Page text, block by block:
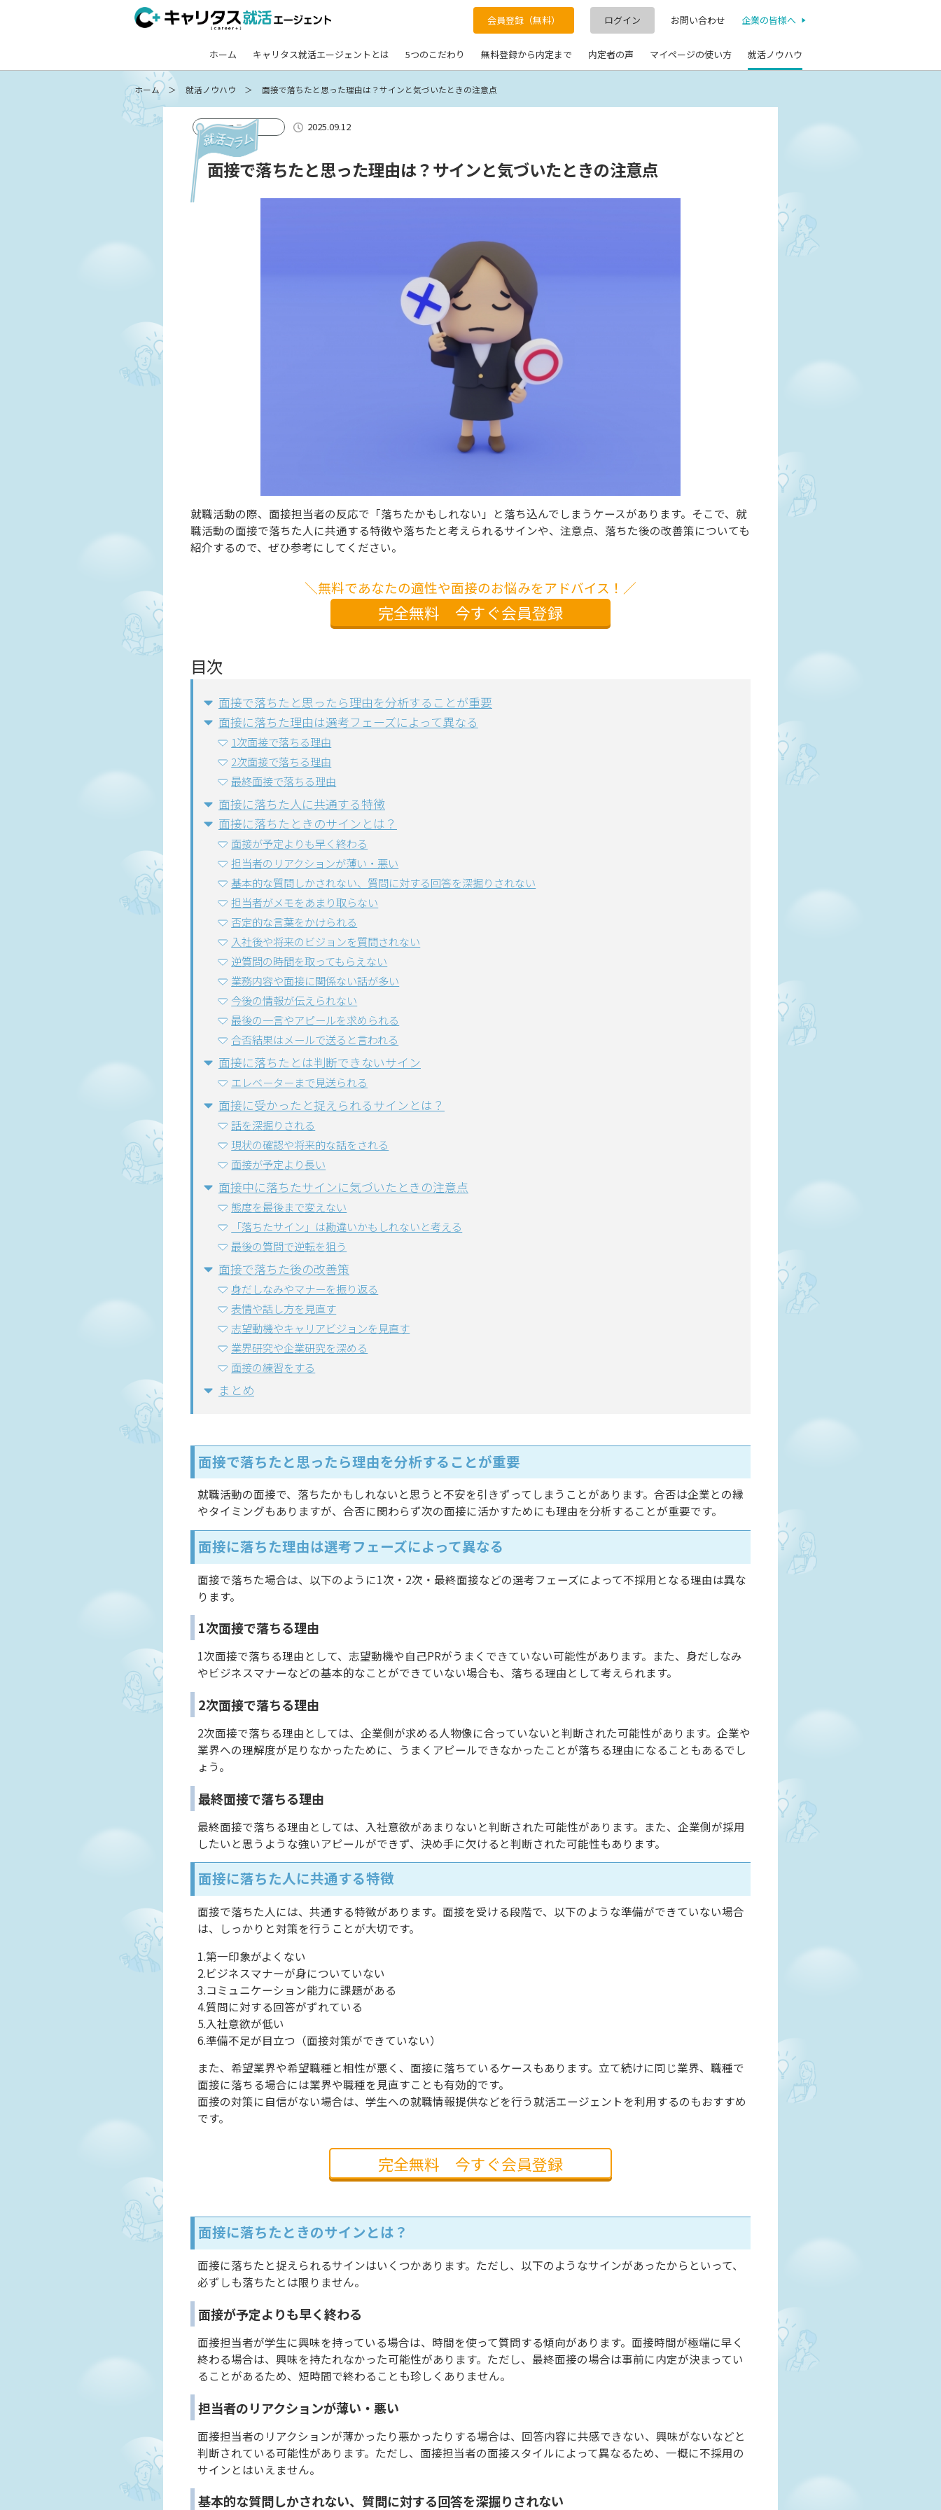
会員登録（無料） ログイン お問い合わせ 企業の皆様へ
ホーム キャリタス就活エージェントとは 5つのこだわり 無料登録から内定まで 内定者の声 マイページの使い方 就活ノウハウ
ホーム 就活ノウハウ 面接で落ちたと思った理由は？サインと気づいたときの注意点
コラム 2025.09.12
面接で落ちたと思った理由は？サインと気づいたときの注意点
就職活動の際、面接担当者の反応で「落ちたかもしれない」と落ち込んでしまうケースがあります。そこで、就
職活動の面接で落ちた人に共通する特徴や落ちたと考えられるサインや、注意点、落ちた後の改善策についても
紹介するので、ぜひ参考にしてください。
＼無料であなたの適性や面接のお悩みをアドバイス！／
完全無料 今すぐ会員登録
目次
面接で落ちたと思ったら理由を分析することが重要
面接に落ちた理由は選考フェーズによって異なる
1次面接で落ちる理由
2次面接で落ちる理由
最終面接で落ちる理由
面接に落ちた人に共通する特徴
面接に落ちたときのサインとは？
面接が予定よりも早く終わる
担当者のリアクションが薄い・悪い
基本的な質問しかされない、質問に対する回答を深掘りされない
担当者がメモをあまり取らない
否定的な言葉をかけられる
入社後や将来のビジョンを質問されない
逆質問の時間を取ってもらえない
業務内容や面接に関係ない話が多い
今後の情報が伝えられない
最後の一言やアピールを求められる
合否結果はメールで送ると言われる
面接に落ちたとは判断できないサイン
エレベーターまで見送られる
面接に受かったと捉えられるサインとは？
話を深掘りされる
現状の確認や将来的な話をされる
面接が予定より長い
面接中に落ちたサインに気づいたときの注意点
態度を最後まで変えない
「落ちたサイン」は勘違いかもしれないと考える
最後の質問で逆転を狙う
面接で落ちた後の改善策
身だしなみやマナーを振り返る
表情や話し方を見直す
志望動機やキャリアビジョンを見直す
業界研究や企業研究を深める
面接の練習をする
まとめ
面接で落ちたと思ったら理由を分析することが重要
就職活動の面接で、落ちたかもしれないと思うと不安を引きずってしまうことがあります。合否は企業との縁
やタイミングもありますが、合否に関わらず次の面接に活かすためにも理由を分析することが重要です。
面接に落ちた理由は選考フェーズによって異なる
面接で落ちた場合は、以下のように1次・2次・最終面接などの選考フェーズによって不採用となる理由は異な
ります。
1次面接で落ちる理由
1次面接で落ちる理由として、志望動機や自己PRがうまくできていない可能性があります。また、身だしなみ
やビジネスマナーなどの基本的なことができていない場合も、落ちる理由として考えられます。
2次面接で落ちる理由
2次面接で落ちる理由としては、企業側が求める人物像に合っていないと判断された可能性があります。企業や
業界への理解度が足りなかったために、うまくアピールできなかったことが落ちる理由になることもあるでし
ょう。
最終面接で落ちる理由
最終面接で落ちる理由としては、入社意欲があまりないと判断された可能性があります。また、企業側が採用
したいと思うような強いアピールができず、決め手に欠けると判断された可能性もあります。
面接に落ちた人に共通する特徴
面接で落ちた人には、共通する特徴があります。面接を受ける段階で、以下のような準備ができていない場合
は、しっかりと対策を行うことが大切です。
1.第一印象がよくない
2.ビジネスマナーが身についていない
3.コミュニケーション能力に課題がある
4.質問に対する回答がずれている
5.入社意欲が低い
6.準備不足が目立つ（面接対策ができていない）
また、希望業界や希望職種と相性が悪く、面接に落ちているケースもあります。立て続けに同じ業界、職種で
面接に落ちる場合には業界や職種を見直すことも有効的です。
面接の対策に自信がない場合は、学生への就職情報提供などを行う就活エージェントを利用するのもおすすめ
です。
完全無料 今すぐ会員登録
面接に落ちたときのサインとは？
面接に落ちたと捉えられるサインはいくつかあります。ただし、以下のようなサインがあったからといって、
必ずしも落ちたとは限りません。
面接が予定よりも早く終わる
面接担当者が学生に興味を持っている場合は、時間を使って質問する傾向があります。面接時間が極端に早く
終わる場合は、興味を持たれなかった可能性があります。ただし、最終面接の場合は事前に内定が決まってい
ることがあるため、短時間で終わることも珍しくありません。
担当者のリアクションが薄い・悪い
面接担当者のリアクションが薄かったり悪かったりする場合は、回答内容に共感できない、興味がないなどと
判断されている可能性があります。ただし、面接担当者の面接スタイルによって異なるため、一概に不採用の
サインとはいえません。
基本的な質問しかされない、質問に対する回答を深掘りされない